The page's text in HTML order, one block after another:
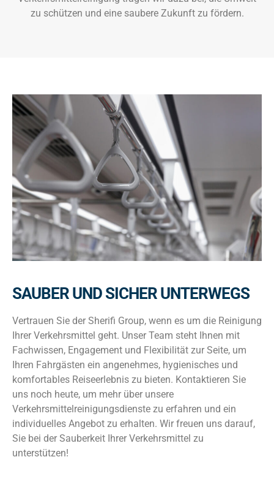
zu schützen und eine saubere Zukunft zu fördern.
SAUBER UND SICHER UNTERWEGS
Vertrauen Sie der Sherifi Group, wenn es um die Reinigung
Ihrer Verkehrsmittel geht. Unser Team steht Ihnen mit
Fachwissen, Engagement und Flexibilität zur Seite, um
Ihren Fahrgästen ein angenehmes, hygienisches und
komfortables Reiseerlebnis zu bieten. Kontaktieren Sie
uns noch heute, um mehr über unsere
Verkehrsmittelreinigungsdienste zu erfahren und ein
individuelles Angebot zu erhalten. Wir freuen uns darauf,
Sie bei der Sauberkeit Ihrer Verkehrsmittel zu
unterstützen!